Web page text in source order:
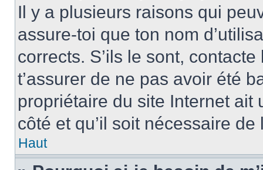
Il y a plusieurs raisons qui
assure-toi que ton nom
corrects. S’ils le sont,
t’assurer de ne pas avoir été
propriétaire du site Internet
côté et qu’il soit nécessaire de
Haut